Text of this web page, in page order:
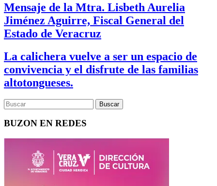
Mensaje de la Mtra. Lisbeth Aurelia
Jiménez Aguirre, Fiscal General del
Estado de Veracruz
La calichera vuelve a ser un espacio de
convivencia y el disfrute de las familias
altotongueses.
BUZON EN REDES